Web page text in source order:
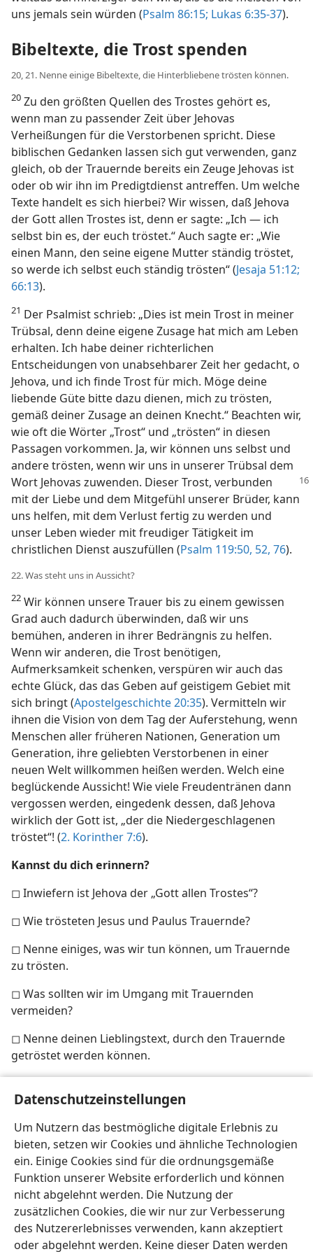
Datenschutzeinstellungen
Um Nutzern das bestmögliche digitale Erlebnis zu
bieten, setzen wir Cookies und ähnliche Technologien
ein. Einige Cookies sind für die ordnungsgemäße
Funktion unserer Website erforderlich und können
nicht abgelehnt werden. Die Nutzung der
zusätzlichen Cookies, die wir nur zur Verbesserung
des Nutzererlebnisses verwenden, kann akzeptiert
oder abgelehnt werden. Keine dieser Daten werden
uns jemals sein würden (Psalm 86:15; Lukas 6:35-37).
Bibeltexte, die Trost spenden
20, 21. Nenne einige Bibeltexte, die Hinterbliebene trösten können.
20 Zu den größten Quellen des Trostes gehört es,
wenn man zu passender Zeit über Jehovas
Verheißungen für die Verstorbenen spricht. Diese
biblischen Gedanken lassen sich gut verwenden, ganz
gleich, ob der Trauernde bereits ein Zeuge Jehovas ist
oder ob wir ihn im Predigtdienst antreffen. Um welche
Texte handelt es sich hierbei? Wir wissen, daß Jehova
der Gott allen Trostes ist, denn er sagte: „Ich — ich
selbst bin es, der euch tröstet.“ Auch sagte er: „Wie
einen Mann, den seine eigene Mutter ständig tröstet,
so werde ich selbst euch ständig trösten“ (Jesaja 51:12;
66:13).
21 Der Psalmist schrieb: „Dies ist mein Trost in meiner
Trübsal, denn deine eigene Zusage hat mich am Leben
erhalten. Ich habe deiner richterlichen
Entscheidungen von unabsehbarer Zeit her gedacht, o
Jehova, und ich finde Trost für mich. Möge deine
liebende Güte bitte dazu dienen, mich zu trösten,
gemäß deiner Zusage an deinen Knecht.“ Beachten wir,
wie oft die Wörter „Trost“ und „trösten“ in diesen
Passagen vorkommen. Ja, wir können uns selbst und
andere trösten, wenn wir uns in unserer Trübsal dem
Wort Jehovas zuwenden. Dieser Trost, verbunden
mit der Liebe und dem Mitgefühl unserer Brüder, kann
uns helfen, mit dem Verlust fertig zu werden und
unser Leben wieder mit freudiger Tätigkeit im
christlichen Dienst auszufüllen (Psalm 119:50, 52, 76).
22. Was steht uns in Aussicht?
22 Wir können unsere Trauer bis zu einem gewissen
Grad auch dadurch überwinden, daß wir uns
bemühen, anderen in ihrer Bedrängnis zu helfen.
Wenn wir anderen, die Trost benötigen,
Aufmerksamkeit schenken, verspüren wir auch das
echte Glück, das das Geben auf geistigem Gebiet mit
sich bringt (Apostelgeschichte 20:35). Vermitteln wir
ihnen die Vision von dem Tag der Auferstehung, wenn
Menschen aller früheren Nationen, Generation um
Generation, ihre geliebten Verstorbenen in einer
neuen Welt willkommen heißen werden. Welch eine
beglückende Aussicht! Wie viele Freudentränen dann
vergossen werden, eingedenk dessen, daß Jehova
wirklich der Gott ist, „der die Niedergeschlagenen
tröstet“! (2. Korinther 7:6).
Kannst du dich erinnern?
◻ Inwiefern ist Jehova der „Gott allen Trostes“?
◻ Wie trösteten Jesus und Paulus Trauernde?
◻ Nenne einiges, was wir tun können, um Trauernde
zu trösten.
◻ Was sollten wir im Umgang mit Trauernden
vermeiden?
◻ Nenne deinen Lieblingstext, durch den Trauernde
getröstet werden können.
Ergreife taktvoll die Initiative, um Trauernden zu
helfen
Deutsch Teilen Einstellungen
Copyright© 2026 Watch Tower Bible and Tract Society of Pennsylvania
Nutzungsbedingungen
Datenschutzerklärung